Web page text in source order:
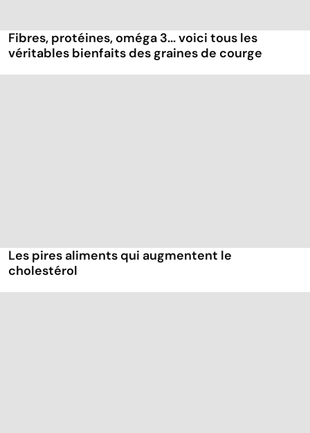
Fibres, protéines, oméga 3... voici tous les
véritables bienfaits des graines de courge
Les pires aliments qui augmentent le
cholestérol